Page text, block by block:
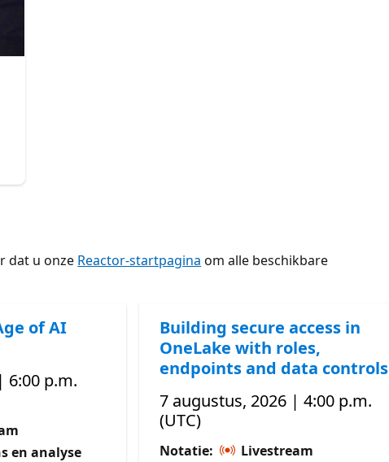
dat u onze Reactor-startpagina om alle beschikbare
of AI
6:00 p.m.
en analyse
Building secure access in
OneLake with roles,
endpoints and data controls
7 augustus, 2026 | 4:00 p.m.
(UTC)
Notatie:
Livestream